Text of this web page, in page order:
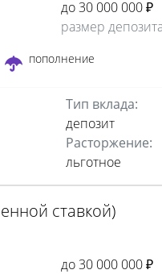
до 30 000 000 ₽
размер депозита
пополнение
Тип вклада:
депозит
Расторжение:
льготное
ставкой)
до 30 000 000 ₽